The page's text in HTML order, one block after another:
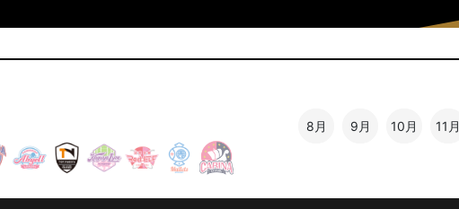
8月 9月 10月 11月